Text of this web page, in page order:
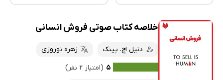
تازه‌ها
داغ‌ترین‌ها
پرفروش‌ها
همه کتاب‌ها
کتاب‌های متنی
خلاصه کتاب صوتی فروش انسانی
دنیل اچ. پینک
زهره نوروزی
۵ (امتیاز ۲ نفر)